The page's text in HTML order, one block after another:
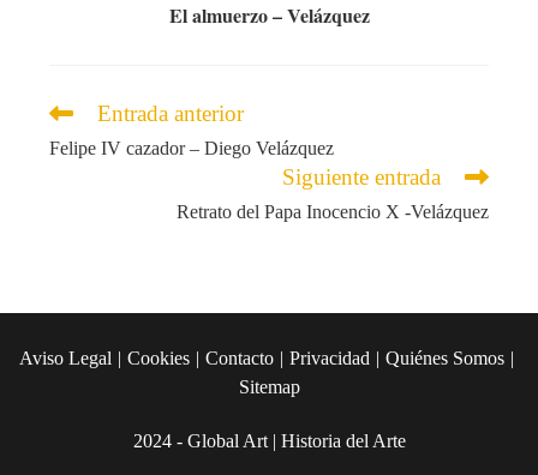
El almuerzo – Velázquez
Leer
artículos
Entrada anterior
Felipe IV cazador – Diego Velázquez
Siguiente entrada
Retrato del Papa Inocencio X -Velázquez
Aviso Legal Cookies Contacto Privacidad
Quiénes Somos
Sitemap
2024 - Global Art | Historia del Arte